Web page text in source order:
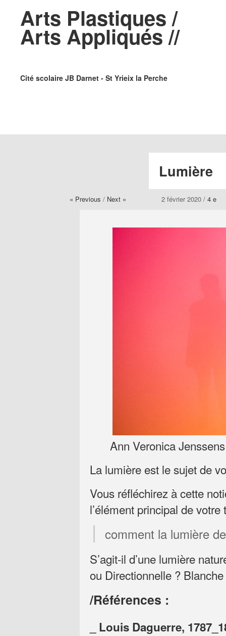
Arts Plastiques /
Arts Appliqués //
Cité scolaire JB Darnet - St Yrieix la Perche
Lumière
« Previous / Next » 2 février 2020 / 4 e
Ann Veronica Jenssens
La lumière est le sujet de
Vous réfléchirez à cette
l’élément principal de votre
comment la lumière
S’agit-il d’une lumière
ou Directionnelle ?
/Références :
_ Louis Daguerre,